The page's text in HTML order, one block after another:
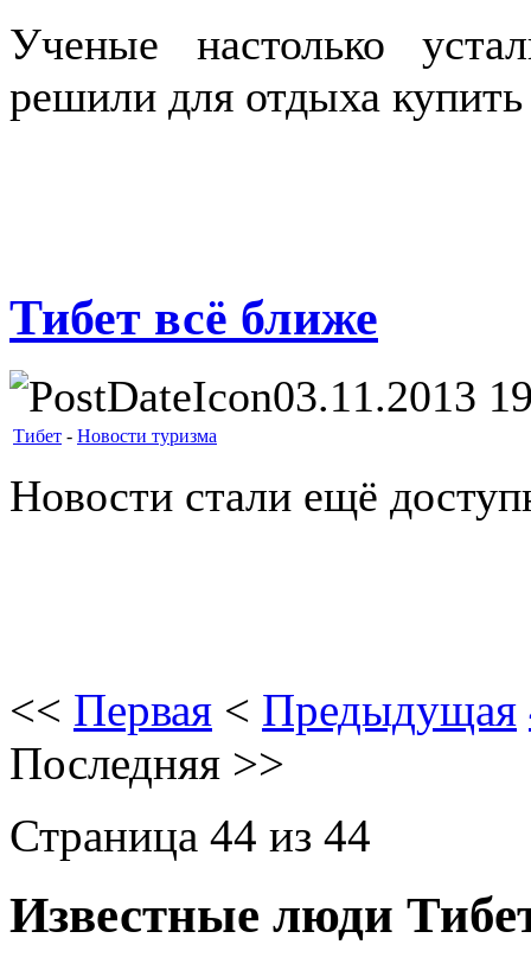
Ученые настолько
решили для отдыха
Тибет всё ближе
03.11.2013
Тибет - Новости туризма
Новости стали ещё
<< Первая < Предыдущая
Последняя >>
Страница 44 из 44
Известные люди